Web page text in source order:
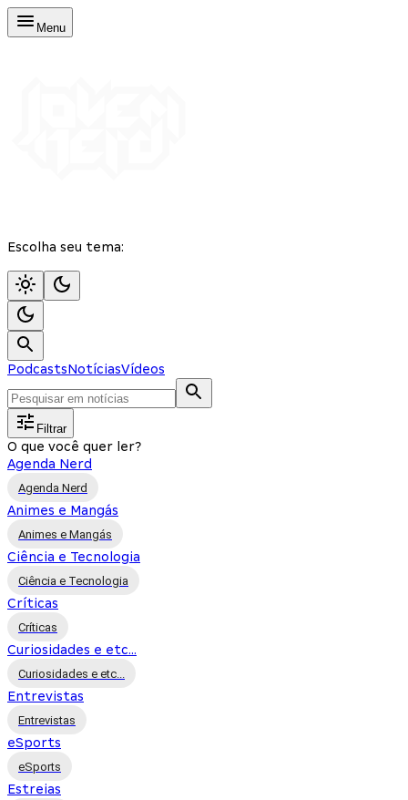
Menu
Escolha seu tema:
PodcastsNotíciasVídeos
Filtrar
O que você quer ler?
Agenda Nerd
Agenda Nerd
Animes e Mangás
Animes e Mangás
Ciência e Tecnologia
Ciência e Tecnologia
Críticas
Críticas
Curiosidades e etc...
Curiosidades e etc...
Entrevistas
Entrevistas
eSports
eSports
Estreias